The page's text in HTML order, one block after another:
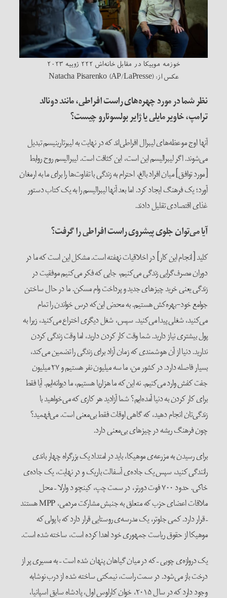
خوزمه موییکا در مقابل خانه‌اش ۲۲۲ ژوییه ۲۰۲۳
عکس از: Natacha Pisarenko (AP/LaPresse)
نظر شما در مورد چهره‌های راست افراطی، مانند دونالد
ترامپ، خاویر مایلی یا ژایر بولسونارو چیست؟
آنها اوج موعظه‌های لیبرال افراطی‌اند که در نهایت به لیبرتارینیسم تبدیل
می‌شوند. اگر لیبرالیسم این است، این کثافت است. لیبرالیسم روح روابط
[مورد توافق] میان افراد بالغ، احترام به زندگی با تفاوت‌ها را برای ما به ارمغان
آورد؛ یک فرهنگ ایجاد کرد. اما بعد آنها لیبرالیسم را به یک کتاب دستور
غذای اقتصادی تقلیل دادند.
آیا می‌توان جلوی پیشروی راست افراطی را گرفت؟
کلید [انجام این کار] در اخلاقیات نهفته است. مشکل این است که ما در
دوران مصرف‌گرایی زندگی می‌کنیم، جایی که فکر می‌کنیم موفقیت در
زندگی یعنی خرید چیزهای جدید و پرداخت وام مسکن. ما در حال ساختن
جوامع خود-بهره‌کش هستیم. به محض این‌که درس خواندن را تمام
می‌کنید، شغلی پیدا می‌کنید. سپس، شغل دیگری اختراع می‌کنید، زیرا به
پول بیشتری نیاز دارید. شما وقت کار کردن دارید، اما وقت زندگی کردن
ندارید. دنیا از آن هوشمندی که زمان آزاد برای زندگی را تضمین می‌کند،
بسیار فاصله دارد. در کشور من، ما سه میلیون نفر هستیم و ۲۷ میلیون
جفت کفش وارد می‌کنیم. نه این که ما هزارپا هستیم، ما دیوانه‌ایم. آیا فقط
برای کار کردن به دنیا آمده‌ایم؟ شما آزادید هر کاری که می‌خواهید با
زندگی‌تان انجام دهید، که گاهی اوقات فقط بی‌معنی است. می‌فهمید؟
چون فرهنگ ریشه در چیزهای بی‌معنی دارد.
برای رسیدن به مزرعه‌ی موهیکا، باید در امتداد یک بزرگراه چهار باندی
رانندگی کنید، سپس یک جاده‌ی آسفالت باریک و در نهایت، یک جاده‌ی
خاکی. حدود ۷۰۰ فوت دورتر، در سمت چپ، کینچو د وارلا – محل
ملاقات اعضای حزب که متعلق به جنبش مشارکت مردمی، MPP هستند
– قرار دارد. کمی جلوتر، یک مدرسه‌ی روستایی قرار دارد که با پولی که
موهیکا از حقوق ریاست جمهوری خود اهدا کرده است، ساخته شده است.
یک دروازه‌ی چوبی – که در میان گیاهان پنهان شده است – به مسیری پر از
درخت باز می‌شود. در سمت راست، نیمکتی ساخته شده از درب نوشابه
وجود دارد که در سال ۲۰۱۵، خوان کارلوس اول، پادشاه سابق اسپانیا،